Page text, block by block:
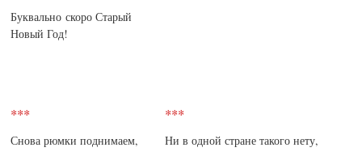
Буквально скоро Старый
Новый Год!
***
Снова рюмки поднимаем,
***
Ни в одной стране такого нету,